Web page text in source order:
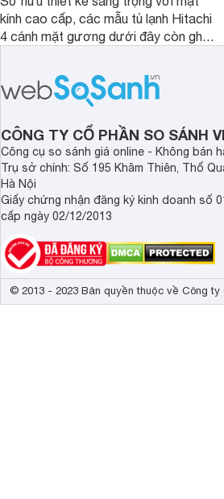
kính cao cấp, các mẫu tủ lạnh Hitachi
4 cánh mặt gương dưới đây còn ghi
công nghệ bảo quản hiện đại, đáp ứng
tốt nhu cầu lưu trữ thực phẩm của gia
CÔNG TY CỔ PHẦN SO SÁNH
Công cụ so sánh giá online - Không bán
Trụ sở chính: Số 195 Khâm Thiên, Thổ
Hà Nội
Giấy chứng nhận đăng ký kinh doanh số
cấp ngày 02/12/2013
© 2013 - 2023 Bản quyền thuộc về Công ty